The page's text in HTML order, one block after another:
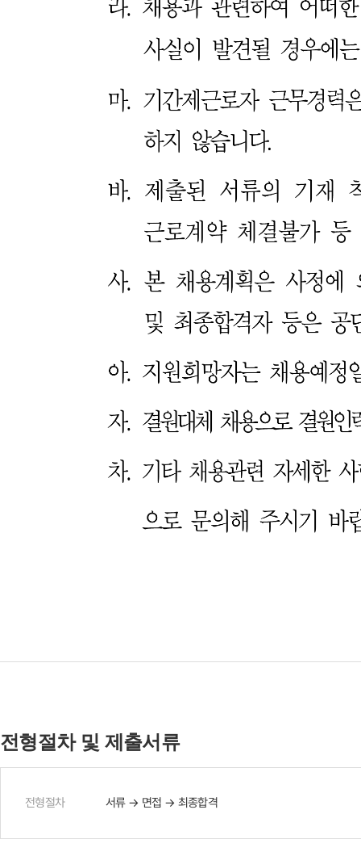
전형절차 및 제출서류
전형절차 서류 → 면접 → 최종합격